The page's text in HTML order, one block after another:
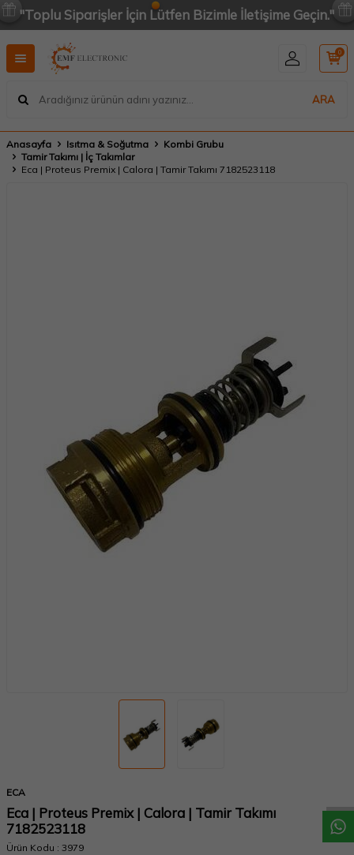
"Toplu Siparişler İçin Lütfen Bizimle İletişime Geçin."
ARA
0
Anasayfa Isıtma & Soğutma
Kombi Grubu
Tamir Takımı | İç Takımlar
Eca | Proteus Premix | Calora | Tamir Takımı 7182523118
ECA
Eca | Proteus Premix | Calora | Tamir Takımı
7182523118
Ürün Kodu : 3979